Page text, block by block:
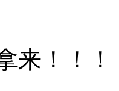
来！！！